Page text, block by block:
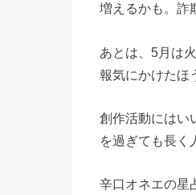
増えるかも。詐
あとは、5月は
報気にかけたほ
創作活動にはい
を過ぎても長く
辛口オネエの星